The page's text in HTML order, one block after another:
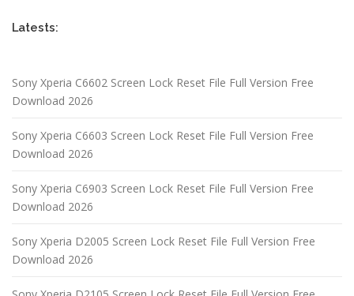
Latests:
Sony Xperia C6602 Screen Lock Reset File Full Version Free
Download 2026
Sony Xperia C6603 Screen Lock Reset File Full Version Free
Download 2026
Sony Xperia C6903 Screen Lock Reset File Full Version Free
Download 2026
Sony Xperia D2005 Screen Lock Reset File Full Version Free
Download 2026